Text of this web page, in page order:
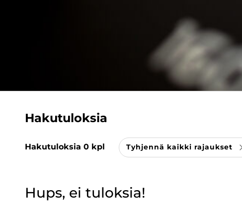
Hakutuloksia
Hakutuloksia 0 kpl Tyhjennä kaikki rajaukset
Hups, ei tuloksia!